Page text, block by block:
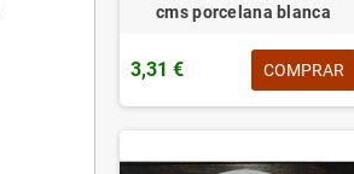
cms porcelana blanca
3,31 € COMPRAR